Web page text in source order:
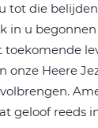
tot die
in u
toekomende
onze Heere
geloof reeds